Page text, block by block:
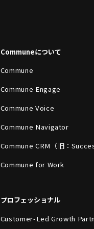
Communeについて
Commune
Commune Engage
Commune Voice
Commune Navigator
Commune CRM（旧：
Commune for Work
プロフェッショナル
Customer-Led Growth